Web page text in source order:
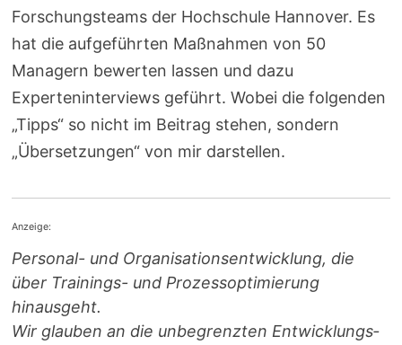
Forschungsteams der Hochschule Hannover. Es
hat die aufgeführten Maßnahmen von 50
Managern bewerten lassen und dazu
Experteninterviews geführt. Wobei die folgenden
„Tipps“ so nicht im Beitrag stehen, sondern
„Übersetzungen“ von mir darstellen.
Anzeige:
Personal- und Orga­ni­sa­ti­ons­entwicklung, die
über Trainings- und Prozess­optimierung
hinausgeht.
Wir glauben an die unbegrenzten Entwicklungs­